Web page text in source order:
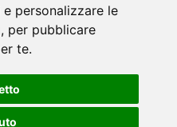
personalizzare le
, per pubblicare
te.